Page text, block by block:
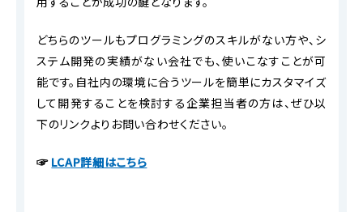
どちらのツールもプログラミングのスキルがない方や、シ
ステム開発の実績がない会社でも、使いこなすことが可
能です。自社内の環境に合うツールを簡単にカスタマイズ
して開発することを検討する企業担当者の方は、ぜひ以
下のリンクよりお問い合わせください。
☞ LCAP詳細はこちら